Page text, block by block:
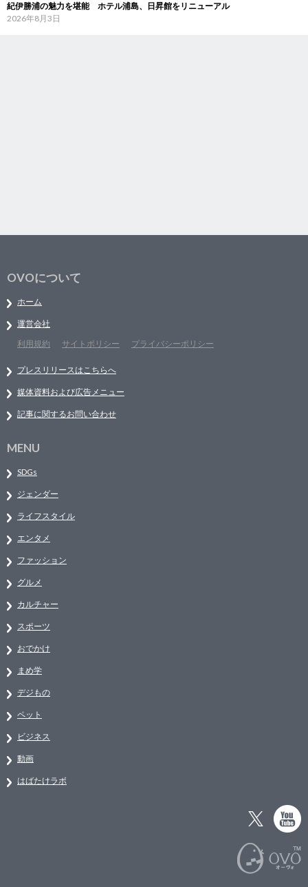
紀伊勝浦の魅力を堪能 ホテル浦島、日昇館をリニューアル
2026年8月3日
OVOについて
ホーム
運営会社
利用規約
サイトポリシー プライバシーポリシー
プレスリリースはこちらへ
媒体資料および広告メニュー
記事に関するお問い合わせ
MENU
SDGs
ジェンダー
ライフスタイル
エンタメ
ファッション
グルメ
カルチャー
スポーツ
おでかけ
まめ学
デジもの
ペット
ビジネス
動画
はばたけラボ